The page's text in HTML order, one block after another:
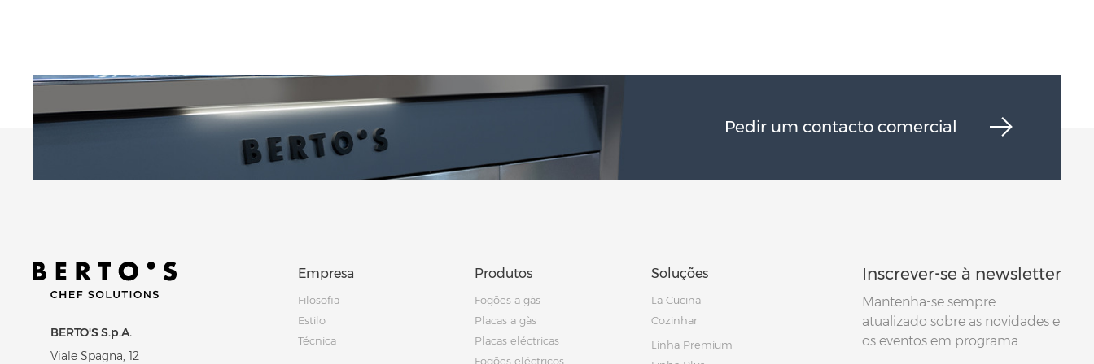
Pedir um contacto comercial
BERTO'S S.p.A.
Viale Spagna, 12
Empresa
Filosofia
Estilo
Técnica
Produtos
Fogões a gàs
Placas a gàs
Placas eléctricas
Fogões eléctricos
Soluções
La Cucina
Cozinhar
Linha Premium
Inscrever-se à newsletter
Mantenha-se sempre
atualizado sobre as novidades e
os eventos em programa.